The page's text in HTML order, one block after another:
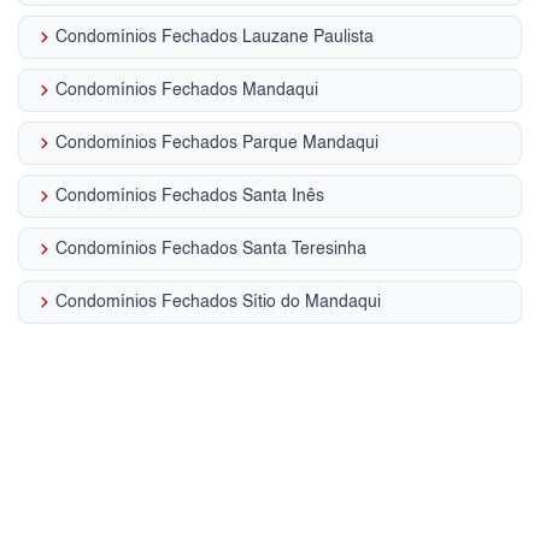
keyboard_arrow_right Condomínios Fechados Lauzane Paulista
keyboard_arrow_right Condomínios Fechados Mandaqui
keyboard_arrow_right Condomínios Fechados Parque Mandaqui
keyboard_arrow_right Condomínios Fechados Santa Inês
keyboard_arrow_right Condomínios Fechados Santa Teresinha
keyboard_arrow_right Condomínios Fechados Sítio do Mandaqui